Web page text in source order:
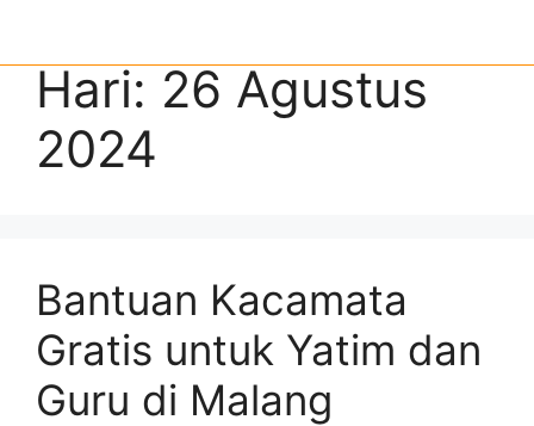
Hari: 26 Agustus
2024
Bantuan Kacamata
Gratis untuk Yatim dan
Guru di Malang